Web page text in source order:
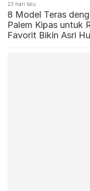
23 hari lalu
8 Model Teras
Palem Kipas untuk
Favorit Bikin Asri